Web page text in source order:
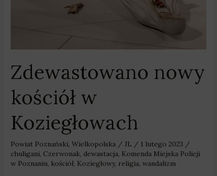
Zdewastowano nowy
kościół w
Koziegłowach
Powiat Poznański, Wielkopolska/ JL / 1 lutego 2023 /
chuligani, Czerwonak, dewastacja, Komenda Miejska Policji
w Poznaniu, kościół, Koziegłowy, religia, wandalizm